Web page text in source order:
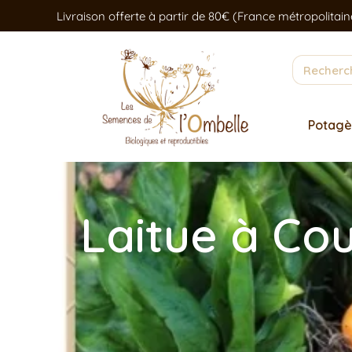
Livraison offerte à partir de 80€ (France
Laitue à